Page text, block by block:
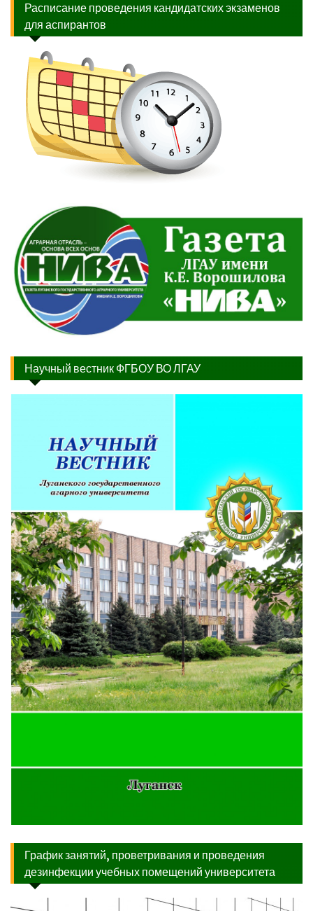
Расписание проведения кандидатских экзаменов
для аспирантов
Научный вестник ФГБОУ ВО ЛГАУ
График занятий, проветривания и проведения
дезинфекции учебных помещений университета